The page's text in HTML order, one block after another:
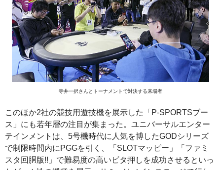
寺井一択さんとトーナメントで対決する来場者
このほか2社の競技用遊技機を展示した「P-SPORTSブー
ス」にも若年層の注目が集まった。ユニバーサルエンター
テインメントは、5号機時代に人気を博したGODシリーズ
で制限時間内にPGGを引く、「SLOTマッピー」「ファミ
スタ回胴版!!」で難易度の高いビタ押しを成功させるといっ